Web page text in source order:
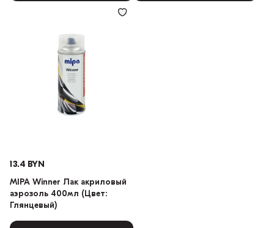
13.4 BYN
MIPA Winner Лак акриловый
аэрозоль 400мл (Цвет:
Глянцевый)